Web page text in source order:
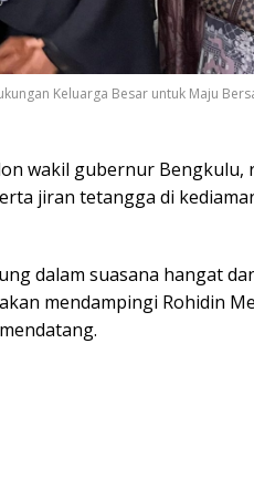
Keluarga Besar untuk Maju
wakil gubernur Bengkulu,
jiran tetangga di
dalam suasana hangat
mendampingi Rohidin